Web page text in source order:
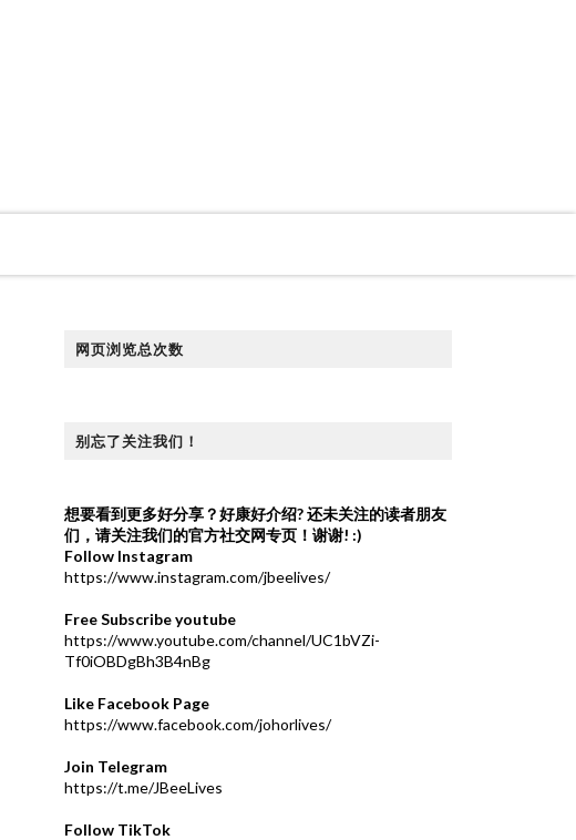
网页浏览总次数
别忘了关注我们！
想要看到更多好分享？好康好介绍?还未关注的读者朋友
们，请关注我们的官方社交网专页！谢谢! :)
Follow Instagram
https://www.instagram.com/jbeelives/
Free Subscribe youtube
https://www.youtube.com/channel/UC1bVZi-
Tf0iOBDgBh3B4nBg
Like Facebook Page
https://www.facebook.com/johorlives/
Join Telegram
https://t.me/JBeeLives
Follow TikTok